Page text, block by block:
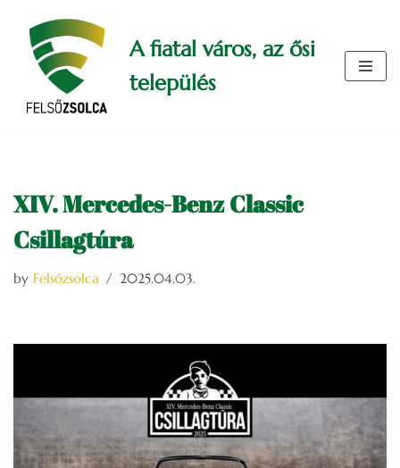
Skip
content
A fiatal város, az ősi
település
XIV. Mercedes-Benz Classic
Csillagtúra
by Felsőzsolca 2025.04.03.